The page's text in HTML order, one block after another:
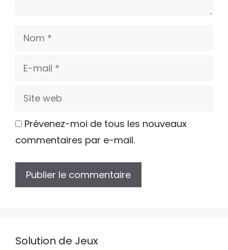
Nom
E-
Site
Prévenez-moi de tous les nouveaux
commentaires par e-mail.
Solution de Jeux